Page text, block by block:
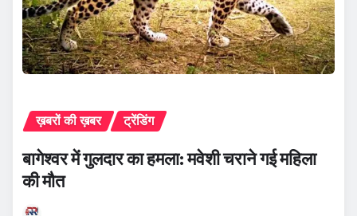
ख़बरों की ख़बर ट्रेंडिंग
बागेश्वर में गुलदार का हमला: मवेशी चराने गई महिला
की मौत